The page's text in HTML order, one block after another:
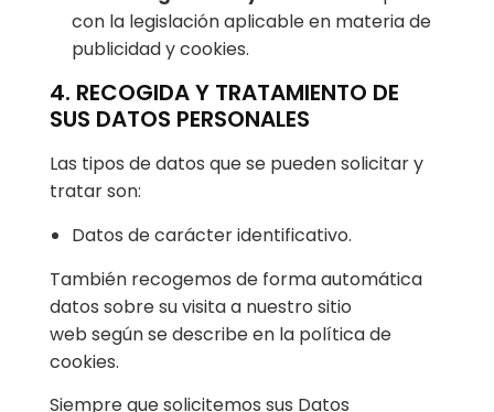
con la legislación aplicable en materia de
publicidad y cookies.
4. RECOGIDA Y TRATAMIENTO DE
SUS DATOS PERSONALES
Las tipos de datos que se pueden solicitar y
tratar son:
Datos de carácter identificativo.
También recogemos de forma automática
datos sobre su visita a nuestro sitio
web según se describe en la política de
cookies.
Siempre que solicitemos sus Datos